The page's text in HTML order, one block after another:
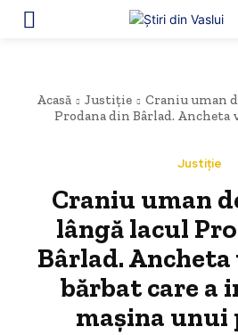
Acasă Justiție
Craniu uman
Prodana din Bârlad. Ancheta
Justiție
Craniu uman
lângă lacul
Bârlad. Ancheta
bărbat care a
mașina